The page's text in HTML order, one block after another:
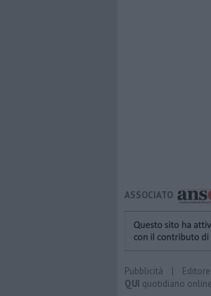
ASSOCIATO
Pubblicità | Editore
QUI quotidiano